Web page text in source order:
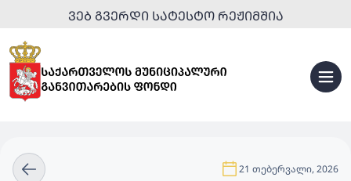
ᲕᲔᲑ ᲒᲕᲔᲠᲓᲘ ᲡᲐᲢᲔᲡᲢᲝ ᲠᲔᲟᲘᲛᲨᲘᲐ
21 თებერვალი, 2026